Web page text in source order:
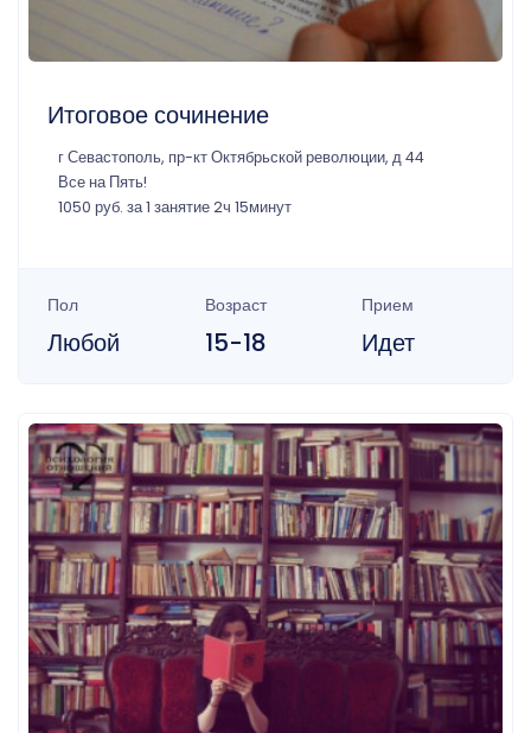
Итоговое сочинение
г Севастополь, пр-кт Октябрьской революции, д 44
Все на Пять!
1050 руб. за 1 занятие 2ч 15минут
Пол
Любой
Возраст
15-18
Прием
Идет